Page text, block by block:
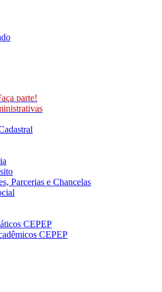
parte!
Parcerias e Chancelas
CEPEP
CEPEP